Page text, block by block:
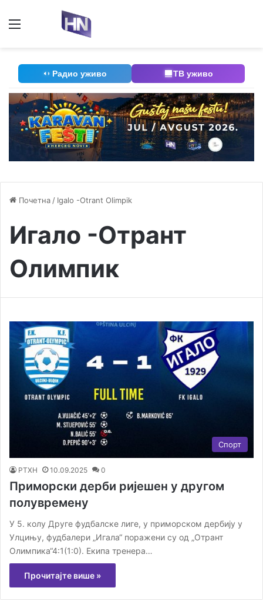
Радио уживо ТВ уживо
Почетна / Igalo -Otrant Olimpik
Игало -Отрант
Олимпик
Спорт
РТХН 10.09.2025 0
Приморски дерби ријешен у другом
полувремену
У 5. колу Друге фудбалске лиге, у приморском дербију у
Улцињу, фудбалери „Игала“ поражени су од „Отрант
Олимпика“4:1(1:0). Екипа тренера…
Прочитајте више »